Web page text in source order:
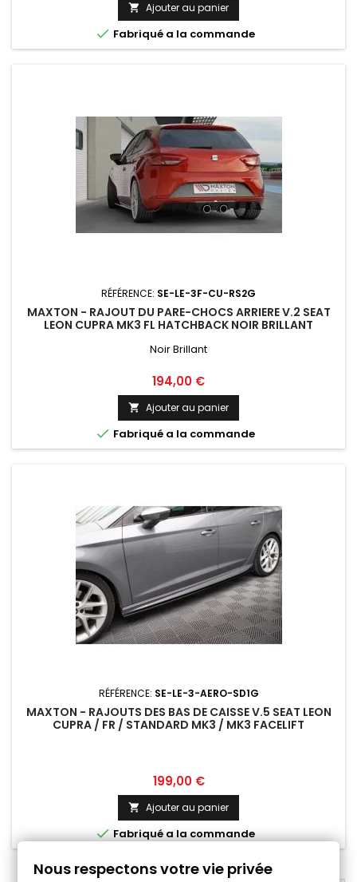
 Ajouter au panier
 Fabriqué a la commande
RÉFÉRENCE: SE-LE-3F-CU-RS2G
MAXTON - RAJOUT DU PARE-CHOCS ARRIERE V.2 SEAT
LEON CUPRA MK3 FL HATCHBACK NOIR BRILLANT
Noir Brillant
Prix
194,00 €
 Ajouter au panier
 Fabriqué a la commande
RÉFÉRENCE: SE-LE-3-AERO-SD1G
MAXTON - RAJOUTS DES BAS DE CAISSE V.5 SEAT LEON
CUPRA / FR / STANDARD MK3 / MK3 FACELIFT
Prix
199,00 €
 Ajouter au panier
Fabriqué a la commande
Nous respectons votre vie privée